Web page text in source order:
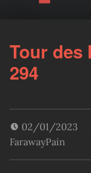
Tour des
294
02/01/2023
FarawayPain